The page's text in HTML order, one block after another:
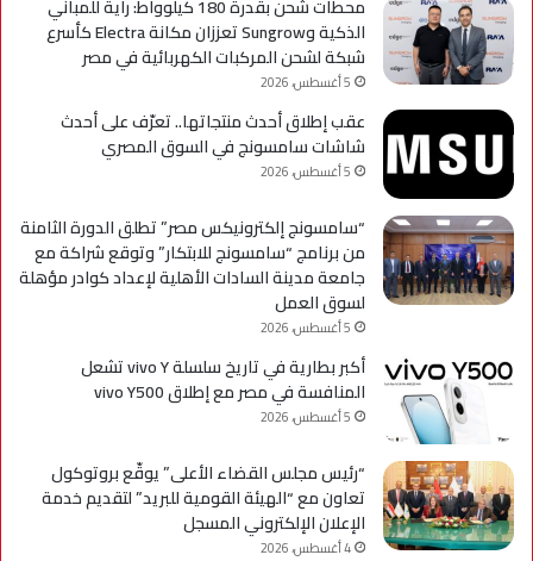
محطات شحن بقدرة 180 كيلوواط: راية للمباني
الذكية وSungrow تعززان مكانة Electra كأسرع
شبكة لشحن المركبات الكهربائية في مصر
5 أغسطس، 2026
عقب إطلاق أحدث منتجاتها.. تعرّف على أحدث
شاشات سامسونج في السوق المصري
5 أغسطس، 2026
“سامسونج إلكترونيكس مصر” تطلق الدورة الثامنة
من برنامج “سامسونج للابتكار” وتوقع شراكة مع
جامعة مدينة السادات الأهلية لإعداد كوادر مؤهلة
لسوق العمل
5 أغسطس، 2026
أكبر بطارية في تاريخ سلسلة vivo Y تشعل
المنافسة في مصر مع إطلاق vivo Y500
5 أغسطس، 2026
“رئيس مجلس القضاء الأعلى” يوقّع بروتوكول
تعاون مع “الهيئة القومية للبريد” لتقديم خدمة
الإعلان الإلكتروني المسجل
4 أغسطس، 2026